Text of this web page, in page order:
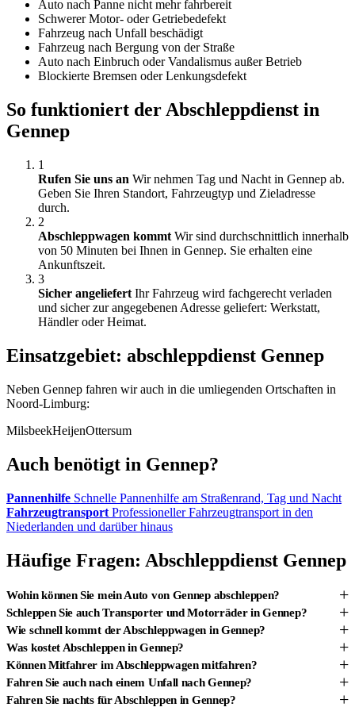
Auto nach Panne nicht mehr fahrbereit
Schwerer Motor- oder Getriebedefekt
Fahrzeug nach Unfall beschädigt
Fahrzeug nach Bergung von der Straße
Auto nach Einbruch oder Vandalismus außer Betrieb
Blockierte Bremsen oder Lenkungsdefekt
So funktioniert der Abschleppdienst in
Gennep
1
Rufen Sie uns an Wir nehmen Tag und Nacht in Gennep ab.
Geben Sie Ihren Standort, Fahrzeugtyp und Zieladresse
durch.
2
Abschleppwagen kommt Wir sind durchschnittlich innerhalb
von 50 Minuten bei Ihnen in Gennep. Sie erhalten eine
Ankunftszeit.
3
Sicher angeliefert Ihr Fahrzeug wird fachgerecht verladen
und sicher zur angegebenen Adresse geliefert: Werkstatt,
Händler oder Heimat.
Einsatzgebiet: abschleppdienst Gennep
Neben Gennep fahren wir auch in die umliegenden Ortschaften in
Noord-Limburg:
MilsbeekHeijenOttersum
Auch benötigt in Gennep?
Pannenhilfe Schnelle Pannenhilfe am Straßenrand, Tag und Nacht
Fahrzeugtransport Professioneller Fahrzeugtransport in den
Niederlanden und darüber hinaus
Häufige Fragen: Abschleppdienst Gennep
Wohin können Sie mein Auto von Gennep abschleppen? +
Schleppen Sie auch Transporter und Motorräder in Gennep? +
Wie schnell kommt der Abschleppwagen in Gennep? +
Was kostet Abschleppen in Gennep? +
Können Mitfahrer im Abschleppwagen mitfahren? +
Fahren Sie auch nach einem Unfall nach Gennep? +
Fahren Sie nachts für Abschleppen in Gennep? +